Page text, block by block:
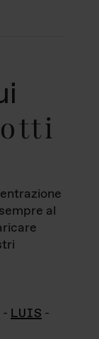
al
- LUIS -